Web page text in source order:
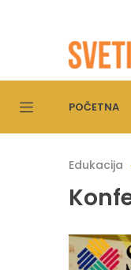
POČETNA
Edukacija